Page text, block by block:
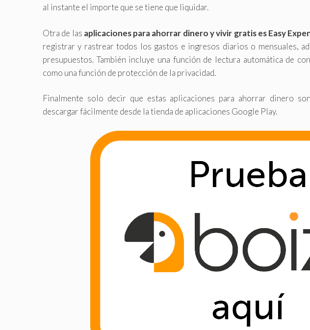
al instante el importe que se tiene que liquidar.
Otra de las aplicaciones para ahorrar dinero y vivir gratis es Easy
registrar y rastrear todos los gastos e ingresos diarios o mensuales,
presupuestos. También incluye una función de lectura automática de
como una función de protección de la privacidad.
Finalmente solo decir que estas aplicaciones para ahorrar dinero
descargar fácilmente desde la tienda de aplicaciones Google Play.